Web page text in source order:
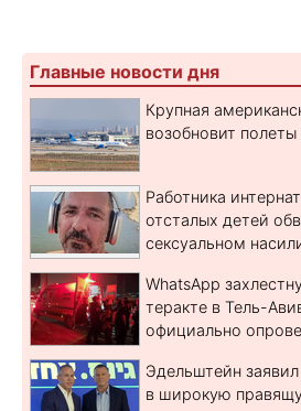
Главные новости дня
Крупная
возобновит
Работника
отсталых детей
сексуальном
WhatsApp
теракте в Тель-
официально
Эдельштейн
в широкую